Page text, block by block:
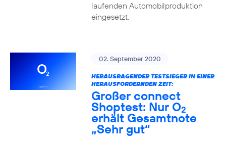
laufenden Automobilproduktion
eingesetzt.
02. September 2020
HERAUSRAGENDER TESTSIEGER IN EINER
HERAUSFORDERNDEN ZEIT:
Großer connect
Shoptest: Nur O2
erhält Gesamtnote
„Sehr gut“